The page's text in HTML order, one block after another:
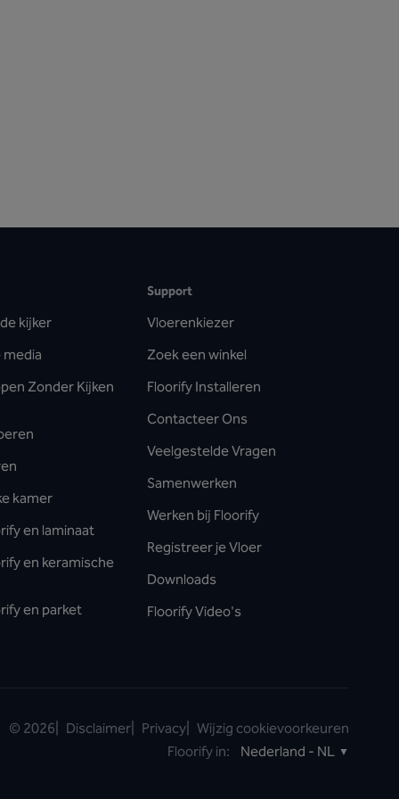
kijker
media
Zonder Kijken
kamer
en laminaat
en keramische
en parket
Support
Vloerenkiezer
Zoek een winkel
Floorify Installeren
Contacteer Ons
Veelgestelde Vragen
Samenwerken
Werken bij Floorify
Registreer je Vloer
Downloads
Floorify Video's
© 2026 Disclaimer Privacy
Wijzig cookievoorkeuren
Floorify in:
Nederland - NL ▼